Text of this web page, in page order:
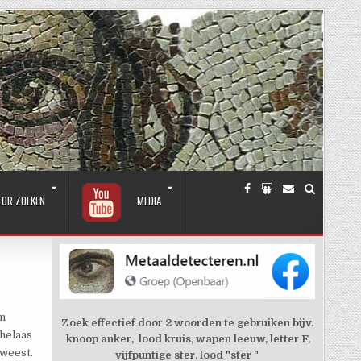
ZOEKEN MEDIA
Zoek effectief door 2 woorden te gebruiken bijv.
knoop anker, lood kruis, wapen leeuw, letter F,
vijfpuntige ster, lood "ster "